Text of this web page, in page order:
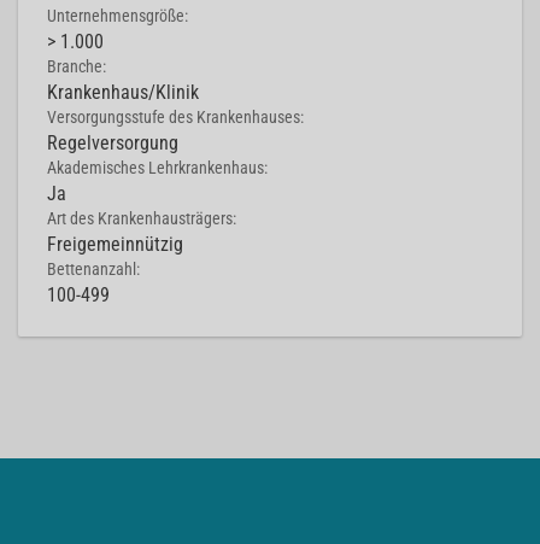
Unternehmensgröße:
> 1.000
Branche:
Krankenhaus/Klinik
Versorgungsstufe des Krankenhauses:
Regelversorgung
Akademisches Lehrkrankenhaus:
Ja
Art des Krankenhausträgers:
Freigemeinnützig
Bettenanzahl:
100-499